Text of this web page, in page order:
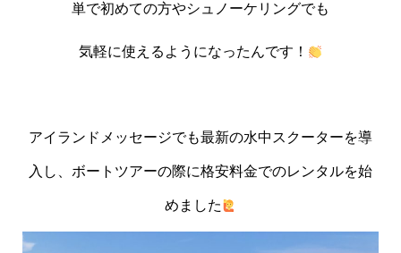
単で初めての方やシュノーケリングでも
気軽に使えるようになったんです！
アイランドメッセージでも最新の水中スクーターを導
入し、ボートツアーの際に格安料金でのレンタルを始
めました